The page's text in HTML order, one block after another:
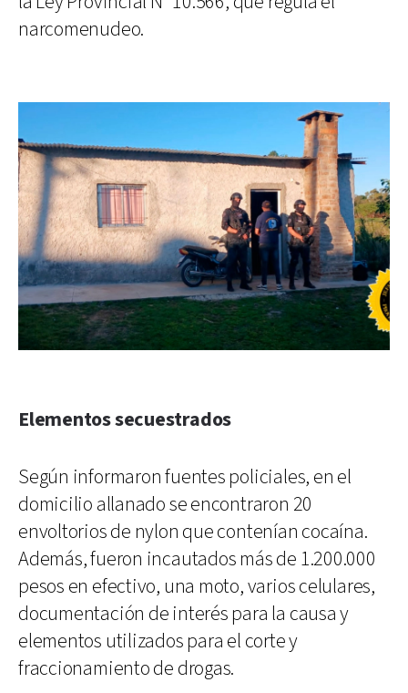
narcomenudeo.
Elementos secuestrados
Según informaron fuentes policiales, en el
domicilio allanado se encontraron 20
envoltorios de nylon que contenían cocaína.
Además, fueron incautados más de 1.200.000
pesos en efectivo, una moto, varios celulares,
documentación de interés para la causa y
elementos utilizados para el corte y
fraccionamiento de drogas.